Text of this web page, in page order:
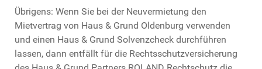
Übrigens: Wenn Sie bei der Neuvermietung den
Mietvertrag von Haus & Grund Oldenburg verwenden
und einen Haus & Grund Solvenzcheck durchführen
lassen, dann entfällt für die Rechtsschutzversicherung